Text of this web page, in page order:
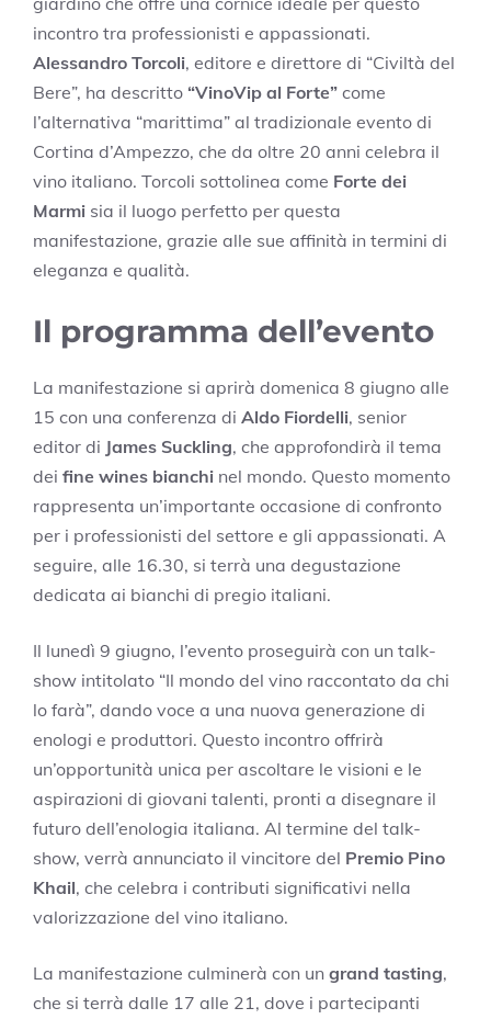
incontro tra professionisti e appassionati.
Alessandro Torcoli, editore e direttore di “Civiltà del
Bere”, ha descritto “VinoVip al Forte” come
l’alternativa “marittima” al tradizionale evento di
Cortina d’Ampezzo, che da oltre 20 anni celebra il
vino italiano. Torcoli sottolinea come Forte dei
Marmi sia il luogo perfetto per questa
manifestazione, grazie alle sue affinità in termini di
eleganza e qualità.
Il programma dell’evento
La manifestazione si aprirà domenica 8 giugno alle
15 con una conferenza di Aldo Fiordelli, senior
editor di James Suckling, che approfondirà il tema
dei fine wines bianchi nel mondo. Questo momento
rappresenta un’importante occasione di confronto
per i professionisti del settore e gli appassionati. A
seguire, alle 16.30, si terrà una degustazione
dedicata ai bianchi di pregio italiani.
Il lunedì 9 giugno, l’evento proseguirà con un talk-
show intitolato “Il mondo del vino raccontato da chi
lo farà”, dando voce a una nuova generazione di
enologi e produttori. Questo incontro offrirà
un’opportunità unica per ascoltare le visioni e le
aspirazioni di giovani talenti, pronti a disegnare il
futuro dell’enologia italiana. Al termine del talk-
show, verrà annunciato il vincitore del Premio Pino
Khail, che celebra i contributi significativi nella
valorizzazione del vino italiano.
La manifestazione culminerà con un grand tasting,
che si terrà dalle 17 alle 21, dove i partecipanti